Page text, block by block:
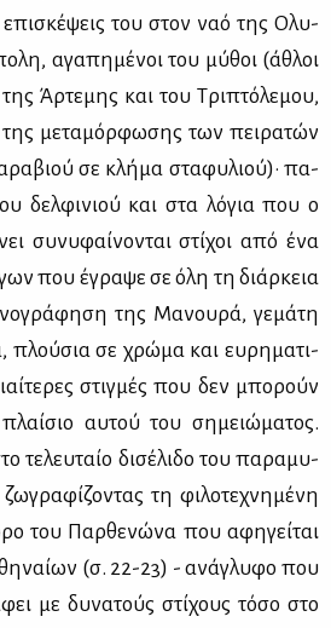
επι­σκέ­ψεις του στον ναό της Ολυ­
αγα­πη­μέ­νοι του μύ­θοι (άθλοι
Άρ­τε­μης και του Τρι­πτό­λε­μου,
της με­τα­μόρ­φω­σης των πει­ρα­τών
σε κλή­μα στα­φυ­λιού)· πα­
δελ­φι­νιού και στα λό­για που ο
συ­νυ­φαί­νο­νται στί­χοι από ένα
που έγρα­ψε σε όλη τη διάρ­κεια
της Μα­νου­ρά, γε­μά­τη
πλού­σια σε χρώ­μα και ευ­ρη­μα­τι­
στιγ­μές που δεν μπο­ρούν
αυ­τού του ση­μειώ­μα­τος.
τε­λευ­ταίο δι­σέ­λι­δο του πα­ρα­μυ­
τη φι­λο­τε­χνη­μέ­νη
του Παρ­θε­νώ­να που αφη­γεί­ται
(σ. 22-23) - ανά­γλυ­φο που
με δυ­να­τούς στί­χους τό­σο στο